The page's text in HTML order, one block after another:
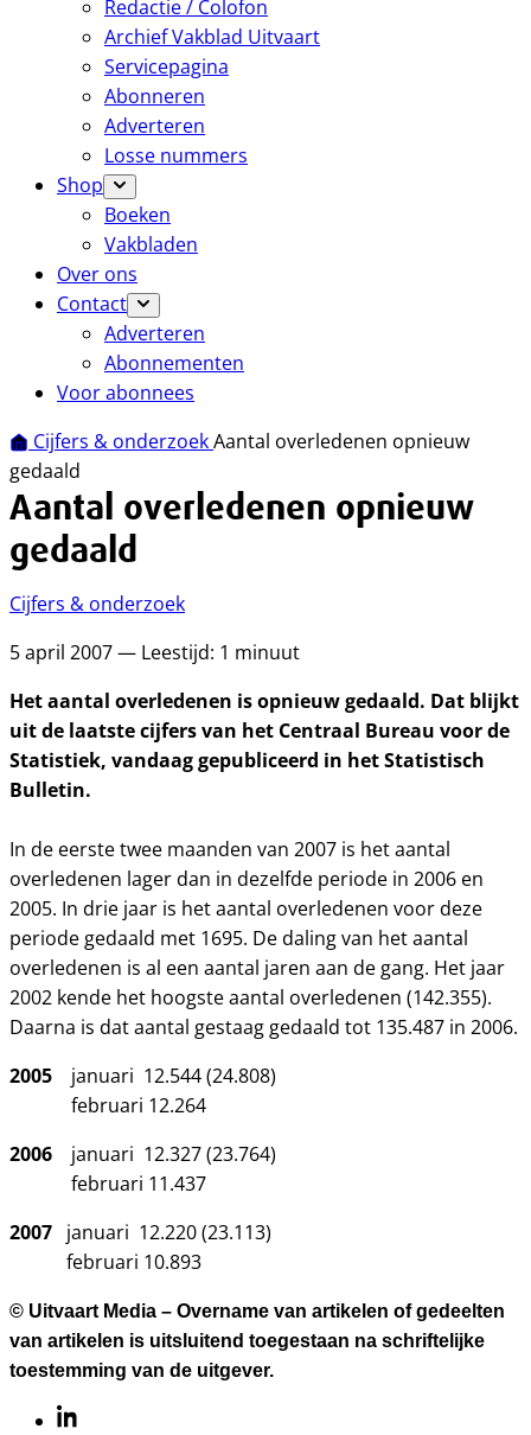
Redactie / Colofon
Archief Vakblad Uitvaart
Servicepagina
Abonneren
Adverteren
Losse nummers
Shop
Boeken
Vakbladen
Over ons
Contact
Adverteren
Abonnementen
Voor abonnees
Cijfers & onderzoekAantal overledenen opnieuw
gedaald
Aantal overledenen opnieuw
gedaald
Cijfers & onderzoek
5 april 2007 — Leestijd: 1 minuut
Het aantal overledenen is opnieuw gedaald. Dat blijkt
uit de laatste cijfers van het Centraal Bureau voor de
Statistiek, vandaag gepubliceerd in het Statistisch
Bulletin.
In de eerste twee maanden van 2007 is het aantal
overledenen lager dan in dezelfde periode in 2006 en
2005. In drie jaar is het aantal overledenen voor deze
periode gedaald met 1695. De daling van het aantal
overledenen is al een aantal jaren aan de gang. Het jaar
2002 kende het hoogste aantal overledenen (142.355).
Daarna is dat aantal gestaag gedaald tot 135.487 in 2006.
2005 januari 12.544 (24.808)
februari 12.264
2006 januari 12.327 (23.764)
februari 11.437
2007 januari 12.220 (23.113)
februari 10.893
© Uitvaart Media – Overname van artikelen of gedeelten
van artikelen is uitsluitend toegestaan na schriftelijke
toestemming van de uitgever.
Linkedin